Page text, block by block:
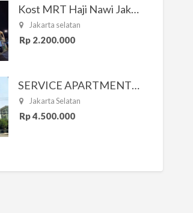
Kost MRT Haji Nawi Jakarta Selatan
Jakarta selatan
Rp 2.200.000
SERVICE APARTMENT SOUTH RESIDENCE
Jakarta Selatan
Rp 4.500.000